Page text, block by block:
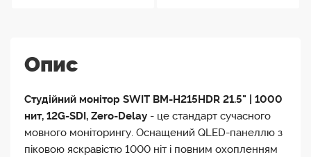
Опис
Студійний монітор SWIT BM-H215HDR 21.5" | 1000
нит, 12G-SDI, Zero-Delay - це стандарт сучасного
мовного моніторингу. Оснащений QLED-панеллю з
піковою яскравістю 1000 ніт і повним охопленням